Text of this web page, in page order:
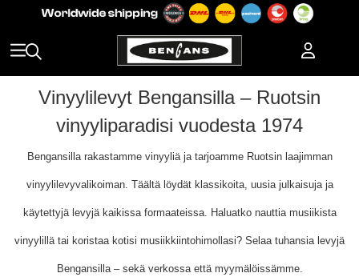
Vinyylilevyt Bengansilla – Ruotsin
vinyyliparadisi vuodesta 1974
Bengansilla rakastamme vinyyliä ja tarjoamme Ruotsin laajimman
vinyylilevyvalikoiman. Täältä löydät klassikoita, uusia julkaisuja ja
käytettyjä levyjä kaikissa formaateissa. Haluatko nauttia musiikista
vinyylillä tai koristaa kotisi musiikkiintohimollasi? Selaa tuhansia levyjä
Bengansilla – sekä verkossa että myymälöissämme.